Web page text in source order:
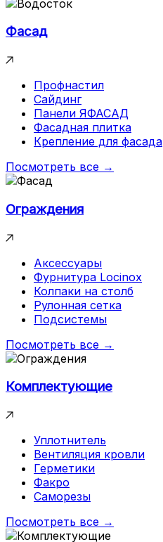
Фасад
Профнастил
Сайдинг
Панели ЯФАСАД
Фасадная плитка
Крепление для фасада
Посмотреть все →
Ограждения
Аксессуары
Фурнитура Locinox
Колпаки на столб
Рулонная сетка
Подсистемы
Посмотреть все →
Комплектующие
Уплотнитель
Вентиляция кровли
Герметики
Факро
Саморезы
Посмотреть все →